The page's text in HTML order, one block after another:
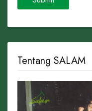
Tentang SALAM